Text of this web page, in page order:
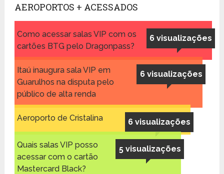
AEROPORTOS + ACESSADOS
6 visualizações
Como acessar salas VIP com os
cartões BTG pelo Dragonpass?
6 visualizações
Itaú inaugura sala VIP em
Guarulhos na disputa pelo
público de alta renda
6 visualizações
Aeroporto de Cristalina
5 visualizações
Quais salas VIP posso
acessar com o cartão
Mastercard Black?